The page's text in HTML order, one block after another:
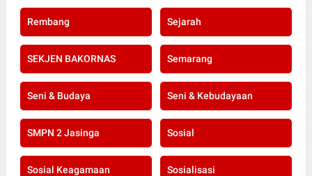
Rembang Sejarah
SEKJEN BAKORNAS Semarang
Seni & Budaya Seni & Kebudayaan
SMPN 2 Jasinga Sosial
Sosial Keagamaan Sosialisasi